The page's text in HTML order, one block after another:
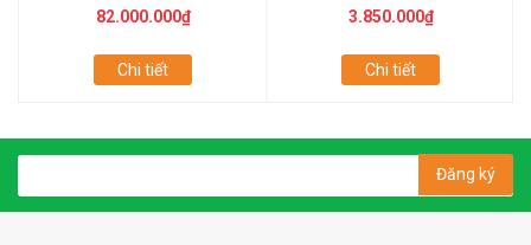
82.000.000₫
Chi tiết
3.850.000₫
Chi tiết
Đăng ký